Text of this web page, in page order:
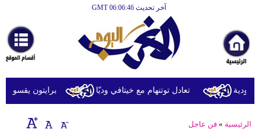
آخر تحديث GMT 06:06:46
أخبارعاجلة
رياضة
ثقافة
إقتصاد
برايتون يقسو على تعادل توتنهام مع خيتافي وديّا
الرئيسية »فن عاجل